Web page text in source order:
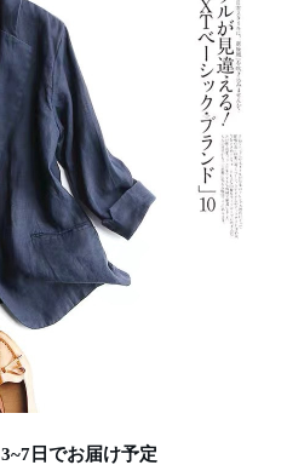
日でお届け予定